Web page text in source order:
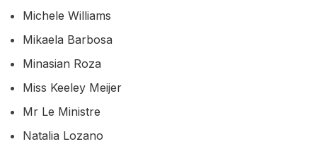
Michele Williams
Mikaela Barbosa
Minasian Roza
Miss Keeley Meijer
Mr Le Ministre
Natalia Lozano